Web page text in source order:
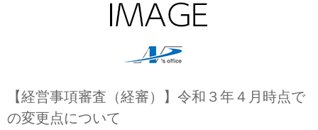
【経営事項審査（経審）】令和３年４月時点で
の変更点について